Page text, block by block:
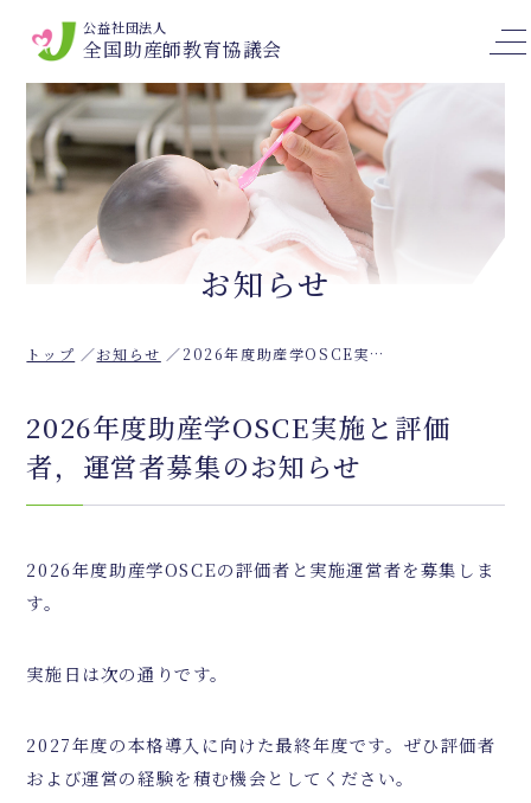
公益社団法人
全国助産師教育協議会
お知らせ
トップ お知らせ 2026年度助産学OSCE実施と評価者，運営者募集のお知らせ
2026年度助産学OSCE実施と評価
者，運営者募集のお知らせ
2026年度助産学OSCEの評価者と実施運営者を募集しま
す。
実施日は次の通りです。
2027年度の本格導入に向けた最終年度です。ぜひ評価者
および運営の経験を積む機会としてください。